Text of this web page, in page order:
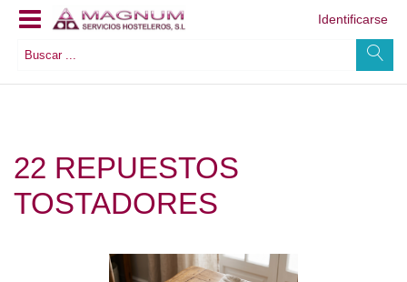
Identificarse
22 REPUESTOS
TOSTADORES